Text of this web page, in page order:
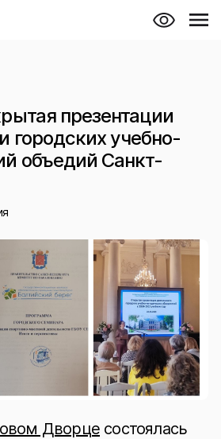
презентации
городских учебно-
объедий Санкт-
Дворце состоялась